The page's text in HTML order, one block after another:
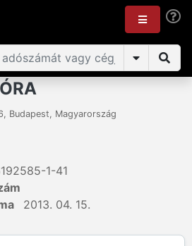
, Budapest, Magyarország
1-41
2013. 04. 15.